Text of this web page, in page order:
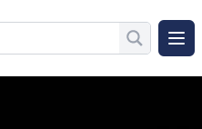
Ltd.
打